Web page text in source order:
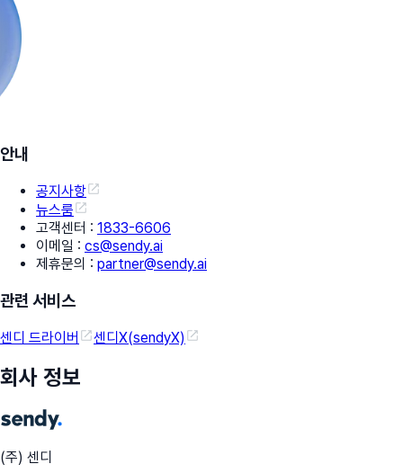
안내
공지사항
뉴스룸
고객센터 : 1833-6606
이메일 : cs@sendy.ai
제휴문의 : partner@sendy.ai
관련 서비스
센디 드라이버 센디X(sendyX)
회사 정보
(주) 센디